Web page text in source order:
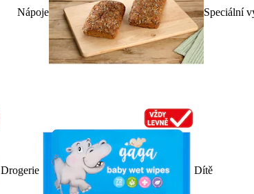
Nápoje Speciální
Drogerie Dítě